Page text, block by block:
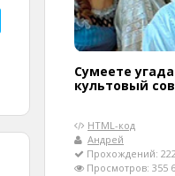
Сумеете
культовый
HTML-код
Андрей
Прохождений:
Просмотров: 355